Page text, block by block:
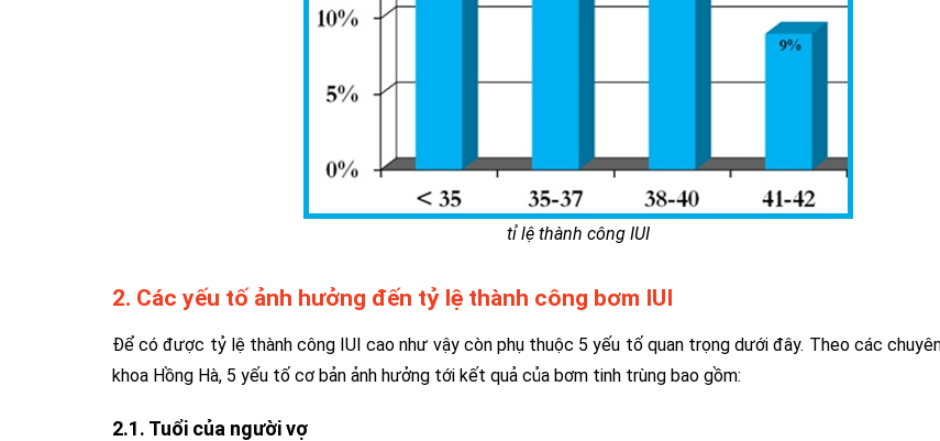
tỉ lệ thành công IUI
2. Các yếu tố ảnh hưởng đến tỷ lệ thành công bơm IUI
Để có được tỷ lệ thành công IUI cao như vậy còn phụ thuộc 5 yếu tố quan trọng dưới đây. Theo các
khoa Hồng Hà, 5 yếu tố cơ bản ảnh hưởng tới kết quả của bơm tinh trùng bao gồm:
2.1. Tuổi của người vợ